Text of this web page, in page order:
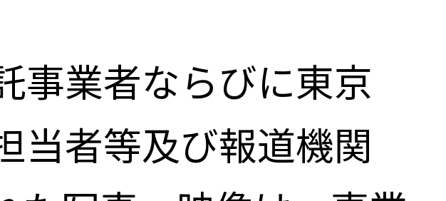
事業者ならびに東京
当者等及び報道機関